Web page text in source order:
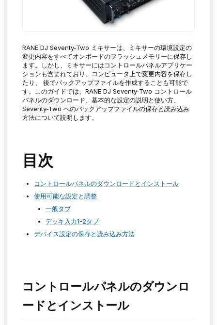
RANE DJ Seventy-Two ミキサーは、ミキサーの環境設定の
変更内容をすべてオンボードのフラッシュメモリーに保存し
ます。しかし、ミキサーにはコントロールパネルアプリケー
ションも含まれており、コンピュータ上で変更内容を保存し
たり、 後でバックアップファイルを作成することも可能で
す。このガイドでは、RANE DJ Seventy-Two コントロール
パネルのダウンロード、基本的な設定の説明と使い方、
Seventy-Two へのバックアップファイルの保存と読み込み
方法について説明します。
目次
コントロールパネルのダウンロードとインストール
使用可能な設定と調整
一般タブ
デッキ入力1-2タブ
デバイス設定の保存と読み込み方法
コントロールパネルのダウンロ
ードとインストール